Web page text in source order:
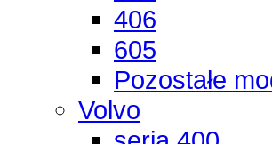
406
605
Pozostałe
Volvo